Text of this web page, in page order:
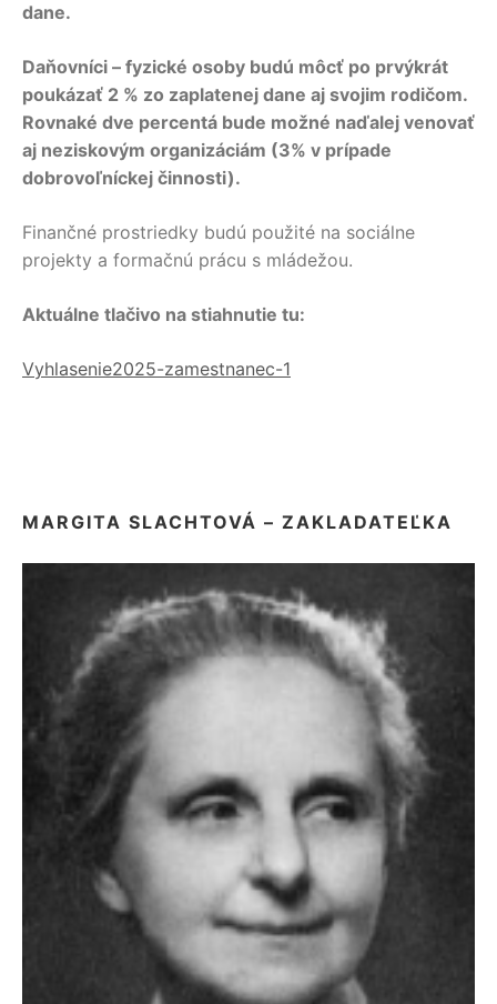
dane.
Daňovníci – fyzické osoby budú môcť po prvýkrát
poukázať 2 % zo zaplatenej dane aj svojim rodičom.
Rovnaké dve percentá bude možné naďalej venovať
aj neziskovým organizáciám (3% v prípade
dobrovoľníckej činnosti).
Finančné prostriedky budú použité na sociálne
projekty a formačnú prácu s mládežou.
Aktuálne tlačivo na stiahnutie tu:
Vyhlasenie2025-zamestnanec-1
MARGITA SLACHTOVÁ – ZAKLADATEĽKA